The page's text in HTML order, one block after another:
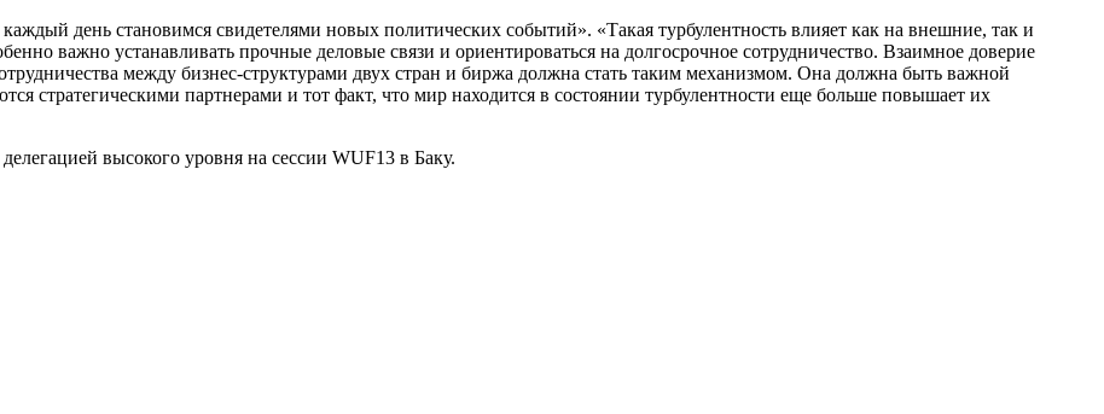
день становимся свидетелями новых политических событий». «Такая турбулентность влияет как на внешние, так и
важно устанавливать прочные деловые связи и ориентироваться на долгосрочное сотрудничество. Взаимное доверие
между бизнес-структурами двух стран и биржа должна стать таким механизмом. Она должна быть важной
стратегическими партнерами и тот факт, что мир находится в состоянии турбулентности еще больше повышает их
высокого уровня на сессии WUF13 в Баку.